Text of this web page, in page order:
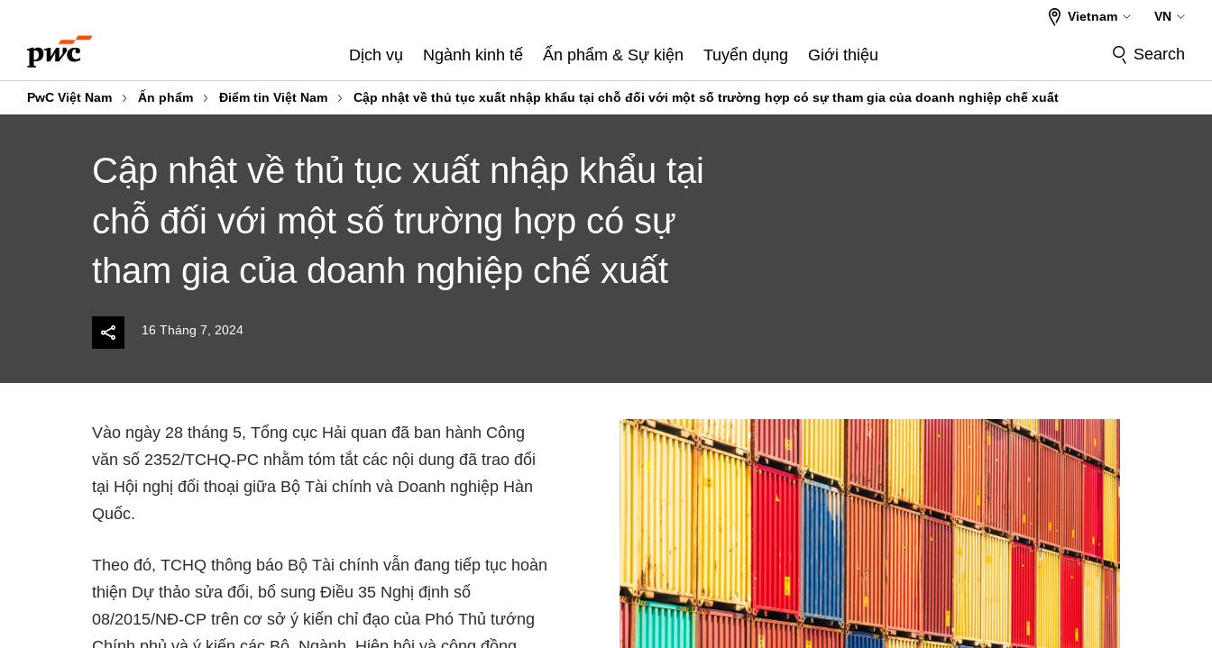
content
footer
Dịch vụ Ngành kinh tế Ấn phẩm & Sự kiện Tuyển dụng Giới thiệu
Vietnam VN
Search
PwC Việt Nam Ấn phẩm Điểm tin Việt Nam Cập nhật về thủ tục xuất nhập khẩu tại chỗ đối với một số trường hợp có sự tham gia của doanh nghiệp chế xuất
Cập nhật về thủ tục xuất nhập khẩu tại
chỗ đối với một số trường hợp có sự
tham gia của doanh nghiệp chế xuất
16 Tháng 7, 2024
Vào ngày 28 tháng 5, Tổng cục Hải quan đã ban hành Công
văn số 2352/TCHQ-PC nhằm tóm tắt các nội dung đã trao đổi
tại Hội nghị đối thoại giữa Bộ Tài chính và Doanh nghiệp Hàn
Quốc.
Theo đó, TCHQ thông báo Bộ Tài chính vẫn đang tiếp tục hoàn
thiện Dự thảo sửa đổi, bổ sung Điều 35 Nghị định số
08/2015/NĐ-CP trên cơ sở ý kiến chỉ đạo của Phó Thủ tướng